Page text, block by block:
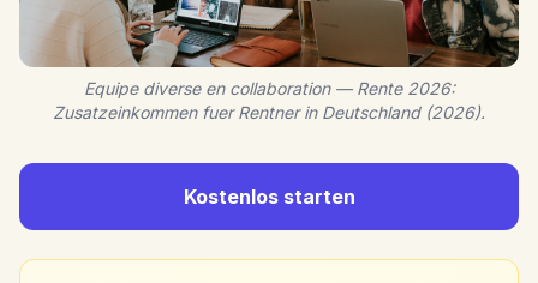
Equipe diverse en collaboration — Rente 2026:
Zusatzeinkommen fuer Rentner in Deutschland (2026).
Kostenlos starten